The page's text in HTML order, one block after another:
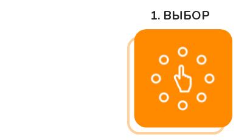
1. ВЫБОР